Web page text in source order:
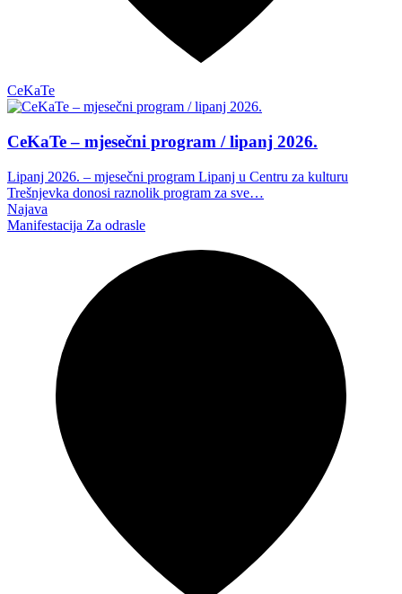
CeKaTe
CeKaTe – mjesečni program / lipanj 2026.
Lipanj 2026. – mjesečni program Lipanj u Centru za kulturu
Trešnjevka donosi raznolik program za sve…
Najava
Manifestacija Za odrasle